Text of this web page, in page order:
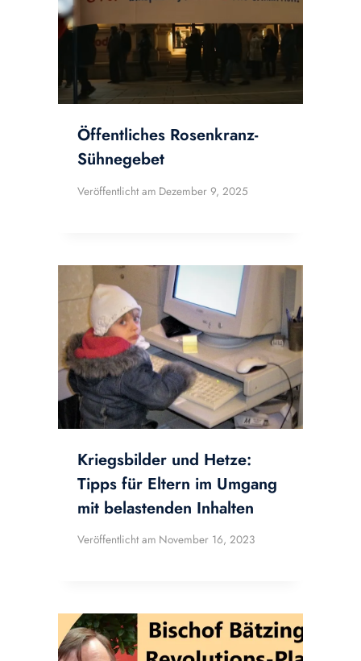
Öffentliches Rosenkranz-
Sühnegebet
Veröffentlicht am Dezember 9, 2025
Kriegsbilder und Hetze:
Tipps für Eltern im Umgang
mit belastenden Inhalten
Veröffentlicht am November 16, 2023